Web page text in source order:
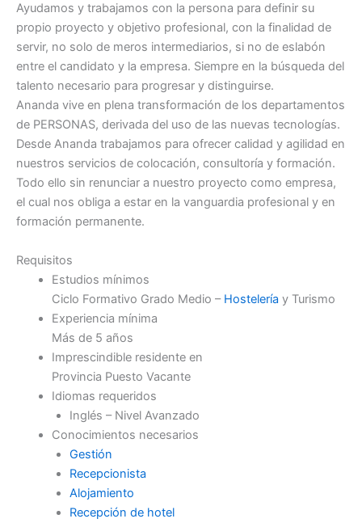
Ayudamos y trabajamos con la persona para definir su
propio proyecto y objetivo profesional, con la finalidad de
servir, no solo de meros intermediarios, si no de eslabón
entre el candidato y la empresa. Siempre en la búsqueda del
talento necesario para progresar y distinguirse.
Ananda vive en plena transformación de los departamentos
de PERSONAS, derivada del uso de las nuevas tecnologías.
Desde Ananda trabajamos para ofrecer calidad y agilidad en
nuestros servicios de colocación, consultoría y formación.
Todo ello sin renunciar a nuestro proyecto como empresa,
el cual nos obliga a estar en la vanguardia profesional y en
formación permanente.
Requisitos
Estudios mínimos
Ciclo Formativo Grado Medio – Hostelería y Turismo
Experiencia mínima
Más de 5 años
Imprescindible residente en
Provincia Puesto Vacante
Idiomas requeridos
Inglés – Nivel Avanzado
Conocimientos necesarios
Gestión
Recepcionista
Alojamiento
Recepción de hotel